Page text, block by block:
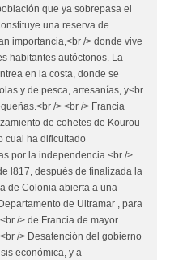
que ya sobrepasa el
una reserva de
importancia,<br /> donde vive
habitantes autóctonos. La
en la costa, donde se
y de pesca, artesanías, y<br
/> <br /> Francia
de cohetes de Kourou
cual ha dificultado
por la independencia.<br />
l817, después de finalizada la
de Colonia abierta a una
de Ultramar , para
/> de Francia de mayor
/> Desatención del gobierno
económica, y a